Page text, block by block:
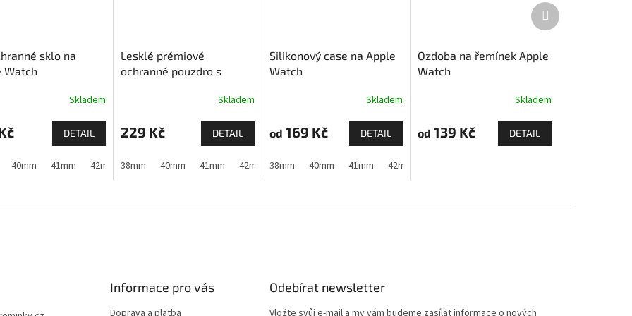
sklo na
Watch
Skladem
DETAIL
40mm 41mm 42mm (Apple Watch 1,2,3) 42mm (Apple Watch 10 a 11) 44mm 45mm
Lesklé prémiové
ochranné pouzdro s
Skladem
229 Kč DETAIL
38mm 40mm 41mm 42mm (Apple Watch 1,2,3) 44mm 45mm
Silikonový case na Apple
Watch
Skladem
od 169 Kč DETAIL
38mm 40mm 41mm 42mm (Apple Watch 1,2,3)
Ozdoba na řemínek Apple
Watch
Skladem
od 139 Kč DETAIL
Další
produkt
Informace pro vás Odebírat newsletter